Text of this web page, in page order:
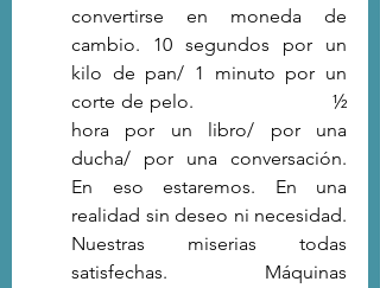
convertirse en moneda de
cambio. 10 segundos por un
kilo de pan/ 1 minuto por un
corte de pelo.                       ½
hora por un libro/ por una
ducha/ por una conversación.
En eso estaremos. En una
realidad sin deseo ni necesidad.
Nuestras miserias todas
satisfechas. Máquinas